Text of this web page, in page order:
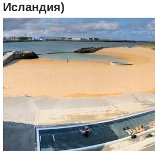
Исландия)